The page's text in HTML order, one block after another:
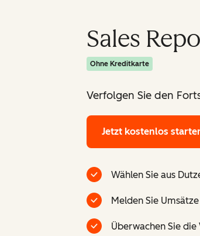
Sales
Ohne Kreditkarte
Verfolgen Sie den
Jetzt kostenlos
Wählen Sie aus
Melden Sie
Überwachen Sie